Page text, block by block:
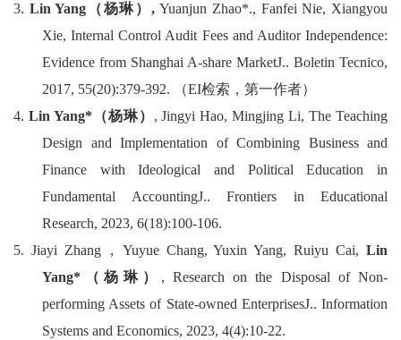
3. Lin Yang （杨琳） ,Yuanjun Zhao*., Fanfei Nie, Xiangyou
Xie, Internal Control Audit Fees and Auditor Independence:
Evidence from Shanghai A-share MarketJ.. Boletin Tecnico,
2017, 55(20):379-392.
（EI检索，第一作者）
4. Lin Yang* （杨琳） , Jingyi Hao, Mingjing Li, The Teaching
Design and Implementation of Combining Business and
Finance with Ideological and Political Education in
Fundamental AccountingJ.. Frontiers in Educational
Research, 2023, 6(18):100-106.
5. Jiayi Zhang， Yuyue Chang, Yuxin Yang, Ruiyu Cai,Lin
Yang* （杨琳） , Research on the Disposal of Non-
performing Assets of State-owned EnterprisesJ.. Information
Systems and Economics, 2023, 4(4):10-22.